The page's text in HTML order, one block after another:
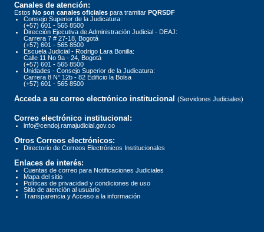
Canales de atención:
Estos No son canales oficiales para tramitar PQRSDF
Consejo Superior de la Judicatura:
(+57) 601 - 565 8500
Dirección Ejecutiva de Administración Judicial - DEAJ:
Carrera 7 # 27-18, Bogotá
(+57) 601 - 565 8500
Escuela Judicial - Rodrigo Lara Bonilla:
Calle 11 No 9a - 24, Bogotá
(+57) 601 - 565 8500
Unidades - Consejo Superior de la Judicatura:
Carrera 8 N° 12b - 82 Edificio la Bolsa
(+57) 601 - 565 8500
Acceda a su correo electrónico institucional (Servidores Judiciales)
Correo electrónico institucional:
info@cendoj.ramajudicial.gov.co
Otros Correos electrónicos:
Directorio de Correos Electrónicos Institucionales
Enlaces de interés:
Cuentas de correo para Notificaciones Judiciales
Mapa del sitio
Políticas de privacidad y condiciones de uso
Sitio de atención al usuario
Transparencia y Acceso a la información